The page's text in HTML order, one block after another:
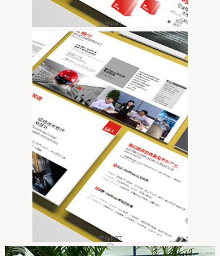
宣传PPT
宣传PPT